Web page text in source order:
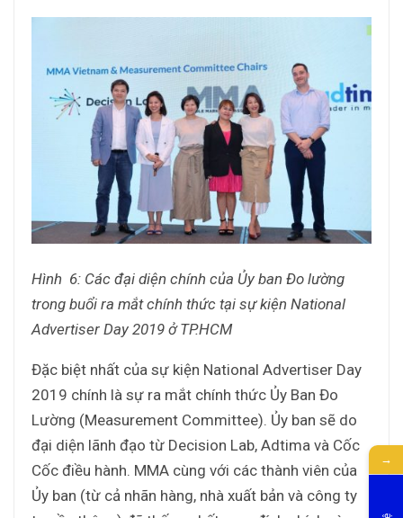
Hình 6: Các đại diện chính của Ủy ban Đo lường
trong buổi ra mắt chính thức tại sự kiện National
Advertiser Day 2019 ở TP.HCM
Đặc biệt nhất của sự kiện National Advertiser Day
2019 chính là sự ra mắt chính thức Ủy Ban Đo
Lường (Measurement Committee). Ủy ban sẽ do
đại diện lãnh đạo từ Decision Lab, Adtima và Cốc
Cốc điều hành. MMA cùng với các thành viên của
Ủy ban (từ cả nhãn hàng, nhà xuất bản và công ty
→